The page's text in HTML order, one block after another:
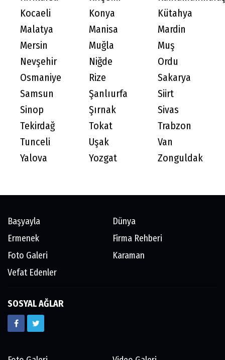
Kocaeli
Konya
Kütahya
Malatya
Manisa
Mardin
Mersin
Muğla
Muş
Nevşehir
Niğde
Ordu
Osmaniye
Rize
Sakarya
Samsun
Şanlıurfa
Siirt
Sinop
Şırnak
Sivas
Tekirdağ
Tokat
Trabzon
Tunceli
Uşak
Van
Yalova
Yozgat Zonguldak
Başyayla
Dünya
Ermenek
Firma Rehberi
Foto Galeri
Karaman
Vefat Edenler
SOSYAL AĞLAR